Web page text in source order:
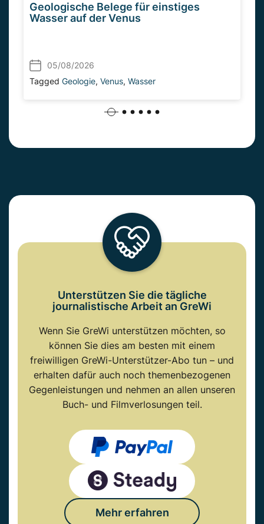
Geologische Belege für einstiges
Wasser auf der Venus
05/08/2026
Tagged Geologie, Venus, Wasser
Unterstützen Sie die tägliche
journalistische Arbeit an GreWi
Wenn Sie GreWi unterstützen möchten, so
können Sie dies am besten mit einem
freiwilligen GreWi-Unterstützer-Abo tun – und
erhalten dafür auch noch themenbezogenen
Gegenleistungen und nehmen an allen unseren
Buch- und Filmverlosungen teil.
Mehr erfahren